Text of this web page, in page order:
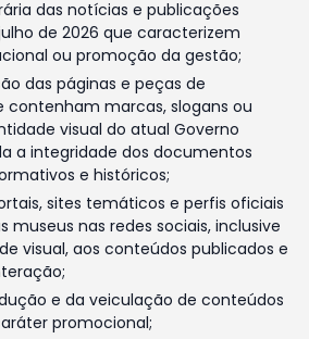
das notícias e publicações
de 2026 que caracterizem
ou promoção da gestão;
das páginas e peças de
marcas, slogans ou
visual do atual Governo
a integridade dos documentos
e históricos;
sites temáticos e perfis oficiais
museus nas redes sociais, inclusive
visual, aos conteúdos publicados e
e da veiculação de conteúdos
promocional;